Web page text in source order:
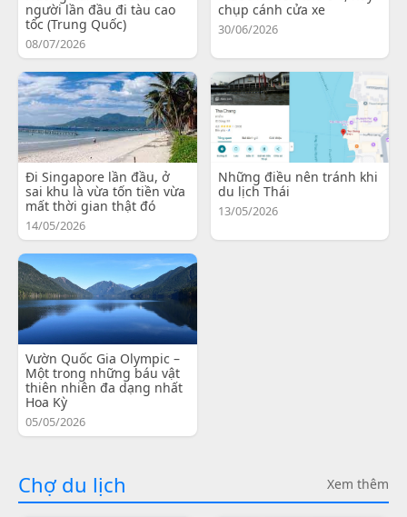
người lần đầu đi tàu cao
tốc (Trung Quốc)
08/07/2026
chụp cánh cửa xe
30/06/2026
Đi Singapore lần đầu, ở
sai khu là vừa tốn tiền vừa
mất thời gian thật đó
14/05/2026
Những điều nên tránh khi
du lịch Thái
13/05/2026
Vườn Quốc Gia Olympic –
Một trong những báu vật
thiên nhiên đa dạng nhất
Hoa Kỳ
05/05/2026
Chợ du lịch Xem thêm